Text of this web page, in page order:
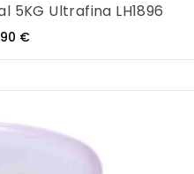
5KG Ultrafina LH1896
€